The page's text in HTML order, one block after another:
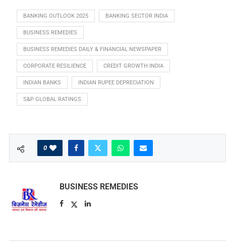
BANKING OUTLOOK 2025 BANKING SECTOR INDIA
BUSINESS REMEDIES
BUSINESS REMEDIES DAILY & FINANCIAL NEWSPAPER
CORPORATE RESILIENCE CREDIT GROWTH INDIA
INDIAN BANKS INDIAN RUPEE DEPRECIATION
S&P GLOBAL RATINGS
0
BUSINESS REMEDIES